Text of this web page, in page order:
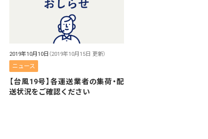
2019年10月10日 （2019年10月15日 更新）
ニュース
【台風19号】各運送業者の集荷・配
送状況をご確認ください